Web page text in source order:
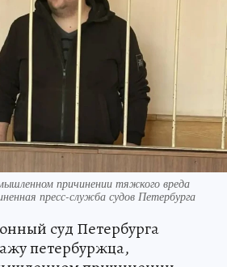
причинении тяжкого вреда
пресс-служба судов Петербурга
суд Петербурга
петербуржца,